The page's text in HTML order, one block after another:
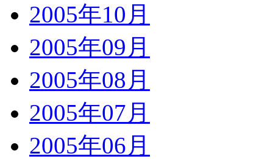
2005年10月
2005年09月
2005年08月
2005年07月
2005年06月